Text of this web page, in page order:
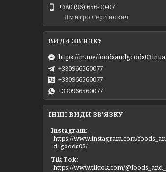
+380 (96) 656-00-07
Дмитро Сергійович
https://m.me/foodsandgoods03inua
+380966560077
+380966560077
+380966560077
ІНШІ ВИДИ ЗВ'ЯЗКУ
Instagram
https://www.instagram.com/foods_an
d_goods03/
Tik Tok
https://www.tiktok.com/@foods_and_